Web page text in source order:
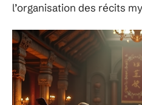
l’organisation des récits